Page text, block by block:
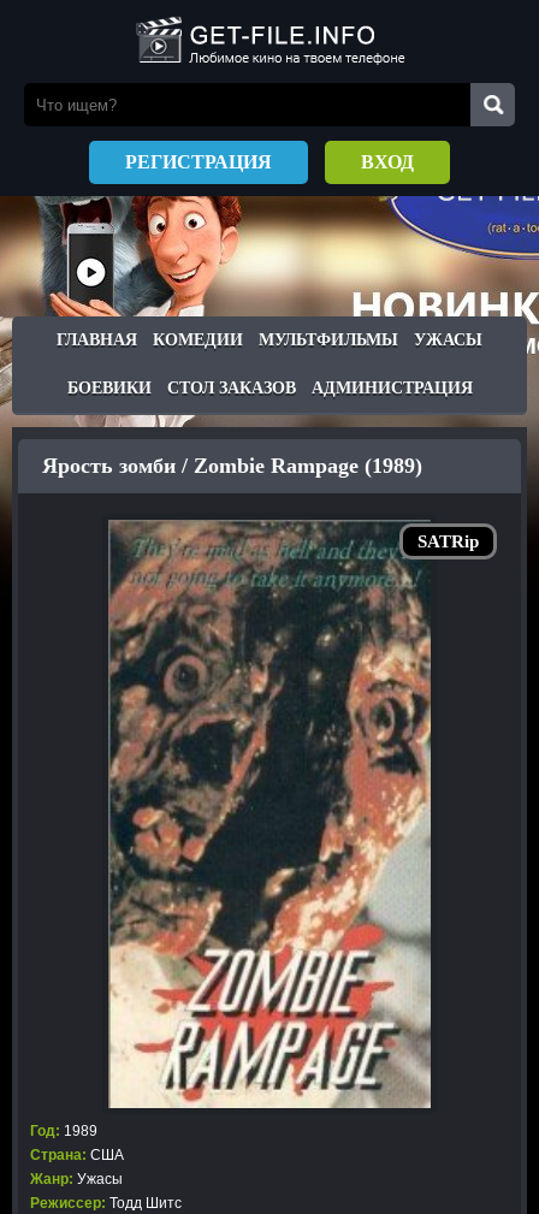
РЕГИСТРАЦИЯ ВХОД
ГЛАВНАЯ КОМЕДИИ МУЛЬТФИЛЬМЫ УЖАСЫ
БОЕВИКИ СТОЛ ЗАКАЗОВ АДМИНИСТРАЦИЯ
SATRip
Ярость зомби / Zombie Rampage (1989)
Год: 1989
Страна: США
Жанр: Ужасы
Режиссер: Тодд Шитс